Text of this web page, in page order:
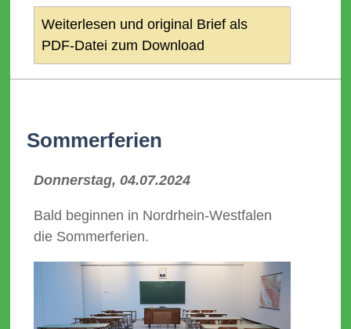
Weiterlesen und original Brief als
PDF-Datei zum Download
Sommerferien
Donnerstag, 04.07.2024
Bald beginnen in Nordrhein-Westfalen
die Sommerferien.